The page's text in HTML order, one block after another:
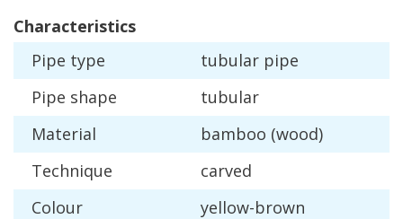
Characteristics
Pipe type tubular pipe
Pipe shape
tubular
Material
bamboo (wood)
Technique
carved
Colour
yellow-brown